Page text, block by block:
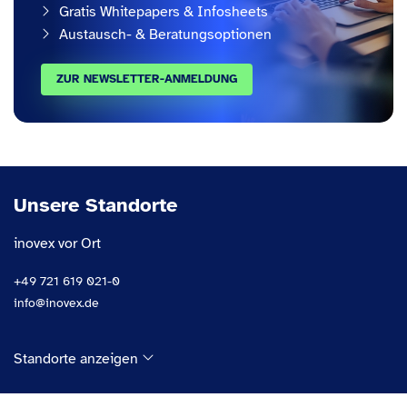
Gratis Whitepapers & Infosheets
Austausch- & Beratungsoptionen
ZUR NEWSLETTER-ANMELDUNG
Unsere Standorte
inovex vor Ort
+49 721 619 021-0
info@inovex.de
Standorte anzeigen